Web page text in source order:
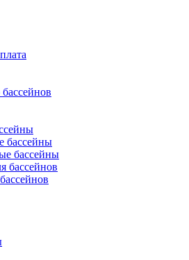
бассейны
бассейны
бассейнов